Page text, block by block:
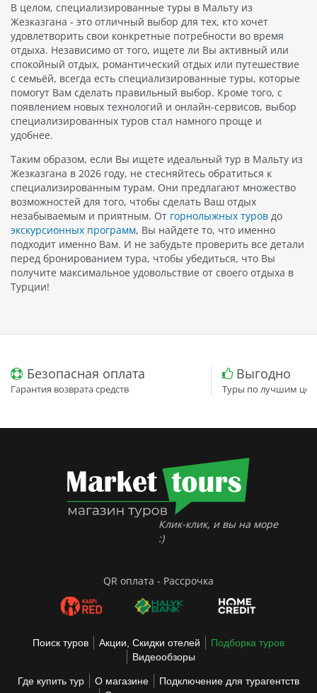
В целом, специализированные туры в Мальту из
Жезказгана - это отличный выбор для тех, кто хочет
удовлетворить свои конкретные потребности во время
отдыха. Независимо от того, ищете ли Вы активный или
спокойный отдых, романтический отдых или путешествие
с семьёй, всегда есть специализированные туры, которые
помогут Вам сделать правильный выбор. Кроме того, с
появлением новых технологий и онлайн-сервисов, выбор
специализированных туров стал намного проще и
удобнее.
Таким образом, если Вы ищете идеальный тур в Мальту из
Жезказгана в 2026 году, не стесняйтесь обратиться к
специализированным турам. Они предлагают множество
возможностей для того, чтобы сделать Ваш отдых
незабываемым и приятным. От горнолыжных туров до
экскурсионных программ, Вы найдете то, что именно
подходит именно Вам. И не забудьте проверить все детали
перед бронированием тура, чтобы убедиться, что Вы
получите максимальное удовольствие от своего отдыха в
Турции!
Безопасная оплата
Гарантия возврата средств
Выгодно
Туры по лучшим
Клик-клик, и вы на море
:)
QR оплата - Рассрочка
Поиск туров Акции, Скидки отелей
Подборка туров
Видеообзоры
Где купить тур О магазине
Подключение для турагентств